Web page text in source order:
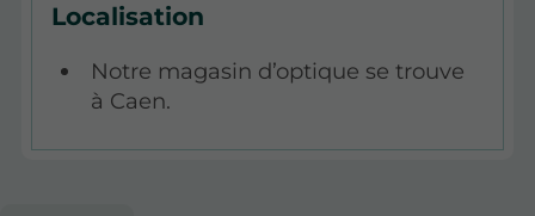
Localisation
Notre magasin d’optique se trouve
à Caen.